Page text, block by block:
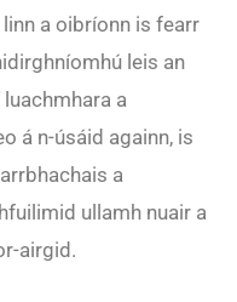
a oibríonn is fearr
leis an
a
á n-úsáid againn, is
a
ullamh nuair a
airgid.